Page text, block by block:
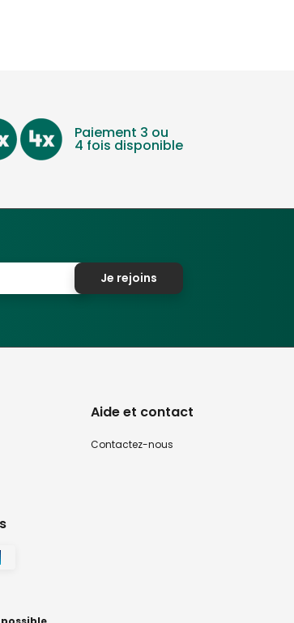
Paiement 3 ou
4 fois disponible
Je rejoins
Aide et contact
Contactez-nous